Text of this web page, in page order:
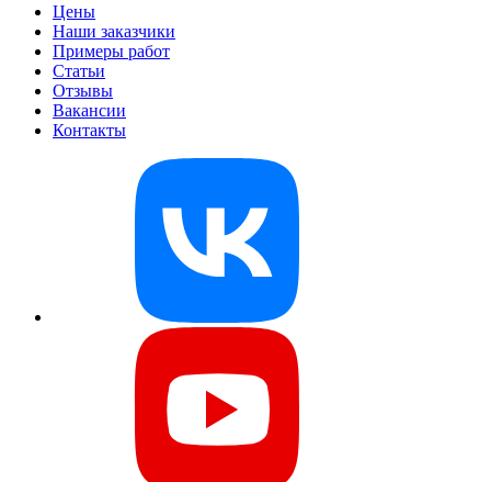
Цены
Наши заказчики
Примеры работ
Статьи
Отзывы
Вакансии
Контакты